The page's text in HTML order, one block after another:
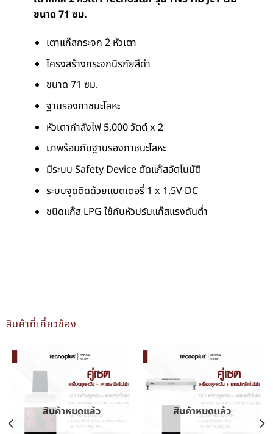
ขนาด 71 ซม.
เตาแก๊สกระจก 2 หัวเตา
โครงสร้างกระจกนิรภัยสีดำ
ขนาด 71 ซม.
ฐานรองภาชนะโลหะ
หัวเตากำลังไฟ 5,000 วัตต์ x 2
มาพร้อมกับฐานรองภาชนะโลหะ
มีระบบ Safety Device ตัดแก๊สอัตโนมัติ
ระบบจุดติดด้วยแบตเตอรี่ 1 x 1.5V DC
ชนิดแก๊ส LPG ใช้กับหัวปรับแก๊สแรงดันต่ำ
สินค้าที่เกี่ยวข้อง
สินค้าหมดแล้ว สินค้าหมดแล้ว